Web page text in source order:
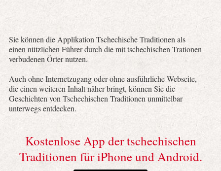
Sie können die Applikation Tschechische Traditionen als
einen nützlichen Führer durch die mit tschechischen Trationen
verbudenen Örter nutzen.
Auch ohne Internetzugang oder ohne ausführliche Webseite,
die einen weiteren Inhalt näher bringt, können Sie die
Geschichten von Tschechischen Traditionen unmittelbar
unterwegs entdecken.
Kostenlose App der tschechischen
Traditionen für iPhone und Android.